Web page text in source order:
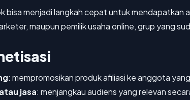
bisa menjadi langkah cepat untuk mendapatkan
maupun pemilik usaha online, grup yang
: mempromosikan produk afiliasi ke anggota
jasa: menjangkau audiens yang relevan